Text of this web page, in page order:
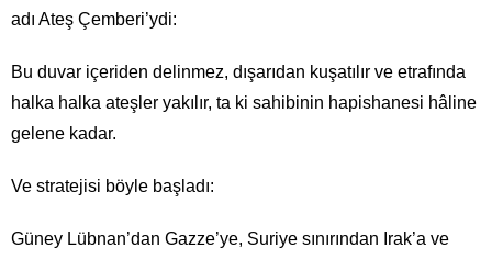
adı Ateş Çemberi’ydi:
Bu duvar içeriden delinmez, dışarıdan kuşatılır ve etrafında
halka halka ateşler yakılır, ta ki sahibinin hapishanesi hâline
gelene kadar.
Ve stratejisi böyle başladı:
Güney Lübnan’dan Gazze’ye, Suriye sınırından Irak’a ve